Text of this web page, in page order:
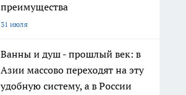
преимущества
31 июля
Ванны и душ - прошлый век: в
Азии массово переходят на эту
удобную систему, а в России